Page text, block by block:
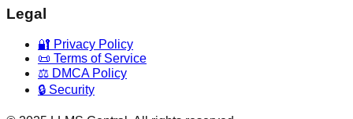
Legal
🔐 Privacy Policy
📜 Terms of Service
⚖️ DMCA Policy
🔒 Security